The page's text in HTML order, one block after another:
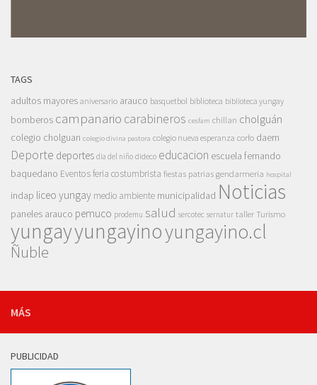
TAGS
adultos mayores aniversario arauco basquetbol biblioteca biblioteca yungay
bomberos campanario carabineros cesfam chillan cholguán
colegio cholguan colegio divina pastora colegio nueva esperanza corfo daem
Deporte deportes dia del niño dideco educacion escuela fernando
baquedano Eventosferia costumbrista fiestas patrias gendarmeria hospital
indap liceo yungay medio ambiente municipalidad Noticias
paneles arauco pemuco prodemu salud sercotec sernatur taller Turismo
yungayyungayinoyungayino.cl
Ñuble
MÁS
PUBLICIDAD